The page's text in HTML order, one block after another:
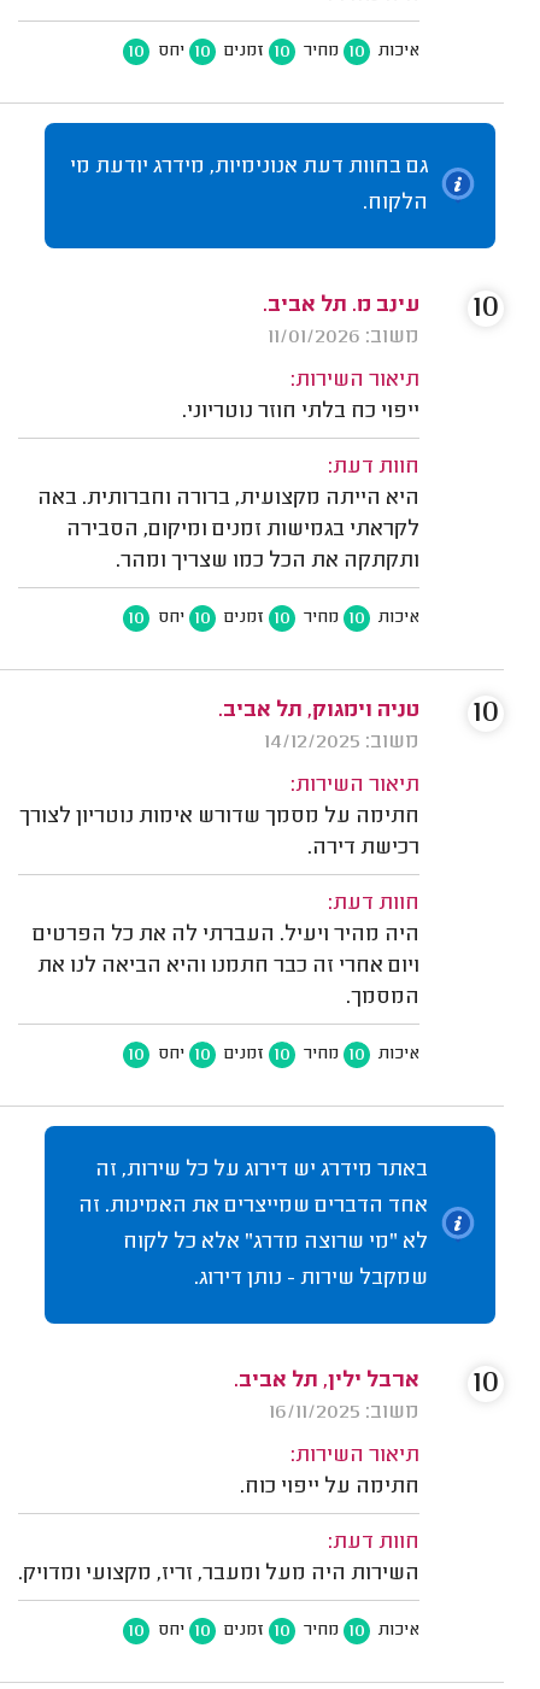
איכות 10 מחיר 10 זמנים 10 יחס 10
גם בחוות דעת אנונימיות, מידרג יודעת מי
הלקוח.
עינב מ. תל אביב.
משוב: 11/01/2026
תיאור השירות:
ייפוי כח בלתי חוזר נוטריוני.
חוות דעת:
היא הייתה מקצועית, ברורה וחברותית. באה
לקראתי בגמישות זמנים ומיקום, הסבירה
ותקתקה את הכל כמו שצריך ומהר.
איכות 10 מחיר 10 זמנים 10 יחס 10
10
טניה וימגוק, תל אביב.
משוב: 14/12/2025
תיאור השירות:
חתימה על מסמך שדורש אימות נוטריון לצורך
רכישת דירה.
חוות דעת:
היה מהיר ויעיל. העברתי לה את כל הפרטים
ויום אחרי זה כבר חתמנו והיא הביאה לנו את
המסמך.
איכות 10 מחיר 10 זמנים 10 יחס 10
10
באתר מידרג יש דירוג על כל שירות, זה
אחד הדברים שמייצרים את האמינות. זה
לא "מי שרוצה מדרג" אלא כל לקוח
שמקבל שירות - נותן דירוג.
ארבל ילין, תל אביב.
משוב: 16/11/2025
תיאור השירות:
חתימה על ייפוי כוח.
חוות דעת:
השירות היה מעל ומעבר, זריז, מקצועי ומדויק.
איכות 10 מחיר 10 זמנים 10 יחס 10
10